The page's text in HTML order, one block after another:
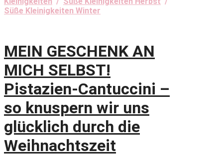
Süße Kleinigkeiten Winter
MEIN GESCHENK AN
MICH SELBST!
Pistazien-Cantuccini –
so knuspern wir uns
glücklich durch die
Weihnachtszeit